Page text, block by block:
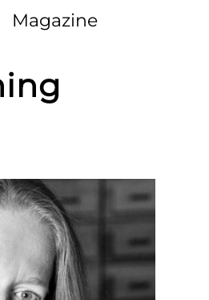
Magazine